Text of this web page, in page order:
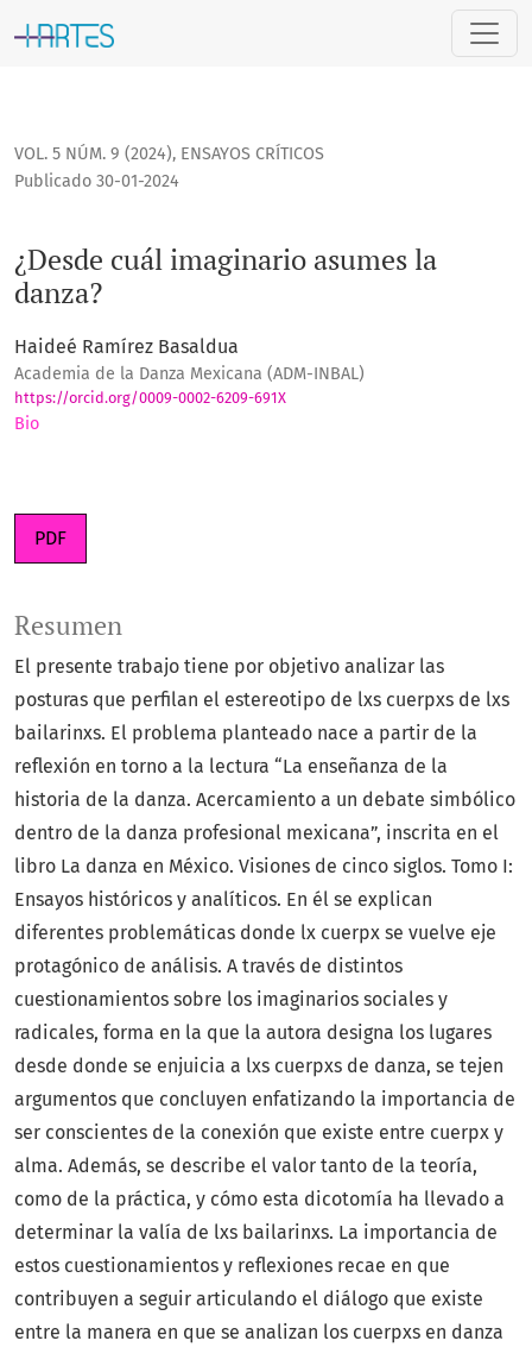
VOL. 5 NÚM. 9 (2024), ENSAYOS CRÍTICOS
¿Desde cuál imaginario asumes la
danza?
Publicado 30-01-2024
Haideé Ramírez Basaldua
Academia de la Danza Mexicana (ADM-INBAL)
https://orcid.org/0009-0002-6209-691X
Bio
PDF
Resumen
El presente trabajo tiene por objetivo analizar las
posturas que perfilan el estereotipo de lxs cuerpxs de lxs
bailarinxs. El problema planteado nace a partir de la
reflexión en torno a la lectura “La enseñanza de la
historia de la danza. Acercamiento a un debate simbólico
dentro de la danza profesional mexicana”, inscrita en el
libro La danza en México. Visiones de cinco siglos. Tomo I:
Ensayos históricos y analíticos. En él se explican
diferentes problemáticas donde lx cuerpx se vuelve eje
protagónico de análisis. A través de distintos
cuestionamientos sobre los imaginarios sociales y
radicales, forma en la que la autora designa los lugares
desde donde se enjuicia a lxs cuerpxs de danza, se tejen
argumentos que concluyen enfatizando la importancia de
ser conscientes de la conexión que existe entre cuerpx y
alma. Además, se describe el valor tanto de la teoría,
como de la práctica, y cómo esta dicotomía ha llevado a
determinar la valía de lxs bailarinxs. La importancia de
estos cuestionamientos y reflexiones recae en que
contribuyen a seguir articulando el diálogo que existe
entre la manera en que se analizan los cuerpxs en danza